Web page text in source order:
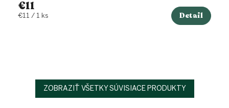
€11
Jednotková
€11 / 1 ks Detail
ZOBRAZIŤ VŠETKY SÚVISIACE PRODUKTY